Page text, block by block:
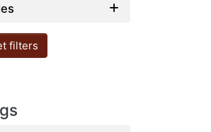
filters